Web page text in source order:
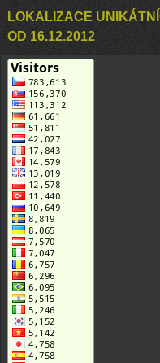
LOKALIZACE
OD 16.12.2012